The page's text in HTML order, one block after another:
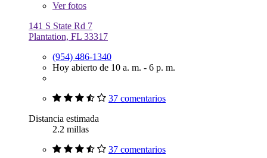
Verfotos
141 S State Rd 7
Plantation, FL 33317
(954) 486-1340
Hoy abierto de 10 a. m. - 6 p. m.
37 comentarios
Distancia estimada
2.2 millas
37 comentarios